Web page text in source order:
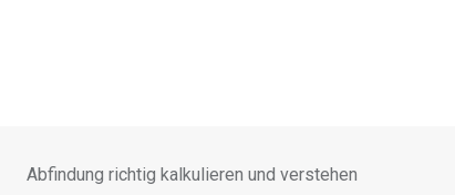
Abfindung richtig kalkulieren und verstehen